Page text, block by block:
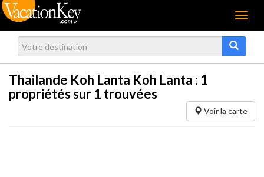
Menu
Thailande Koh Lanta Koh Lanta : 1
propriétés sur 1 trouvées
Voir la carte